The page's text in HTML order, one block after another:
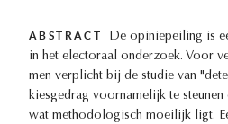
ABSTRACT
De opiniepeiling is
in het electoraal onderzoek. Voor
men verplicht bij de studie van
kiesgedrag voornamelijk te
wat methodologisch moeilijk ligt.